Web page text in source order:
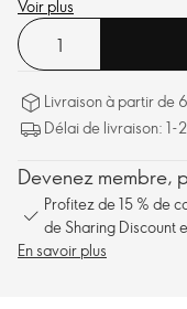
Voir plus
Livraison à partir de
Délai de livraison: 1-
Devenez membre,
Profitez de 15 % de
de Sharing Discount
En savoir plus